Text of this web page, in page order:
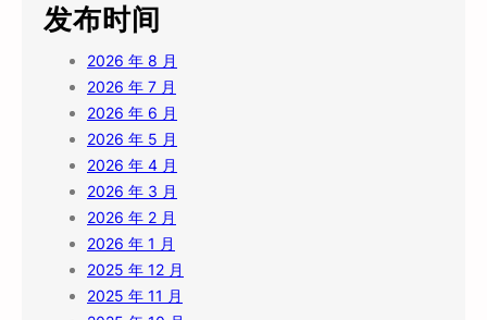
发布时间
2026 年 8 月
2026 年 7 月
2026 年 6 月
2026 年 5 月
2026 年 4 月
2026 年 3 月
2026 年 2 月
2026 年 1 月
2025 年 12 月
2025 年 11 月